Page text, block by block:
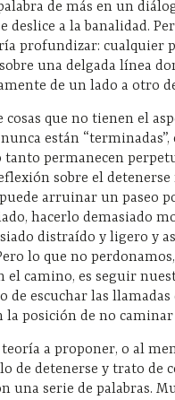
de más en un
deslice a la banalidad.
profundizar: cualquier
una delgada línea
de un lado a otro
cosas que no tienen el
están “terminadas”,
permanecen
sobre el detenerse
puede arruinar un paseo
hacerlo demasiado
distraído y ligero y
lo que no
el camino, es seguir
de escuchar las
la posición de no
a proponer, o al
de detenerse y trato de
una serie de palabras.